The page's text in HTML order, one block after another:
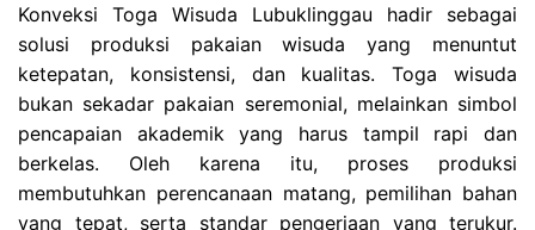
Konveksi Toga Wisuda Lubuklinggau hadir sebagai
solusi produksi pakaian wisuda yang menuntut
ketepatan, konsistensi, dan kualitas. Toga wisuda
bukan sekadar pakaian seremonial, melainkan simbol
pencapaian akademik yang harus tampil rapi dan
berkelas. Oleh karena itu, proses produksi
membutuhkan perencanaan matang, pemilihan bahan
yang tepat, serta standar pengerjaan yang terukur.